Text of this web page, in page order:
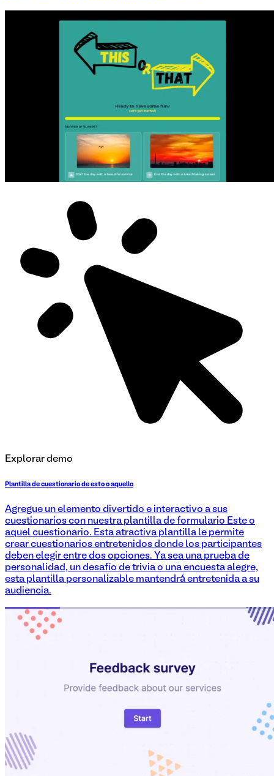
Explorar demo
Plantilla de cuestionario de esto o aquello
Agregue un elemento divertido e interactivo a sus
cuestionarios con nuestra plantilla de formulario Este o
aquel cuestionario. Esta atractiva plantilla le permite
crear cuestionarios entretenidos donde los participantes
deben elegir entre dos opciones. Ya sea una prueba de
personalidad, un desafío de trivia o una encuesta alegre,
esta plantilla personalizable mantendrá entretenida a su
audiencia.